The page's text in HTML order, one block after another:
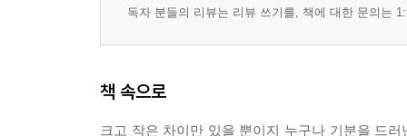
독자 분들의 리뷰는 리뷰 쓰기를, 책에 대한 문의는
책 속으로
크고 작은 차이만 있을 뿐이지 누구나 기분을 드